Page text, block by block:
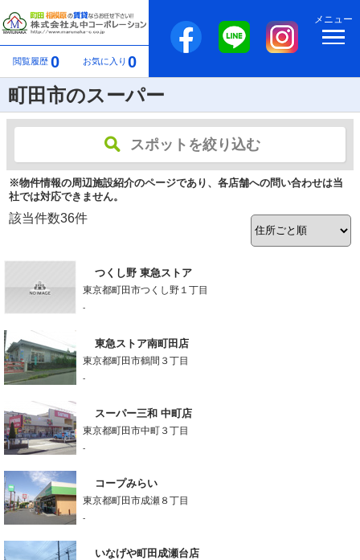
閲覧履歴 0 お気に入り 0
メニュー
町田市のスーパー
スポットを絞り込む
※物件情報の周辺施設紹介のページであり、各店舗への問い合わせは当
社では対応できません。
該当件数36件
つくし野 東急ストア
東京都町田市つくし野１丁目
-
東急ストア南町田店
東京都町田市鶴間３丁目
-
スーパー三和 中町店
東京都町田市中町３丁目
-
コープみらい
東京都町田市成瀬８丁目
-
いなげや町田成瀬台店